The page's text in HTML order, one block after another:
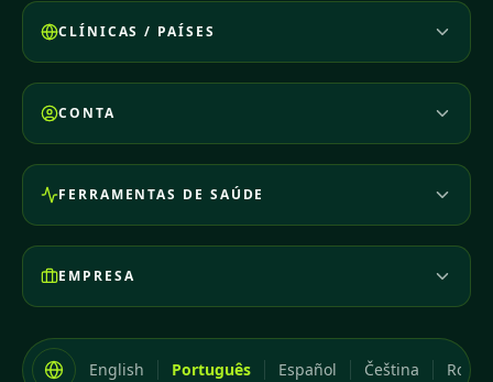
CLÍNICAS / PAÍSES
CONTA
FERRAMENTAS DE SAÚDE
EMPRESA
English Português Español Čeština